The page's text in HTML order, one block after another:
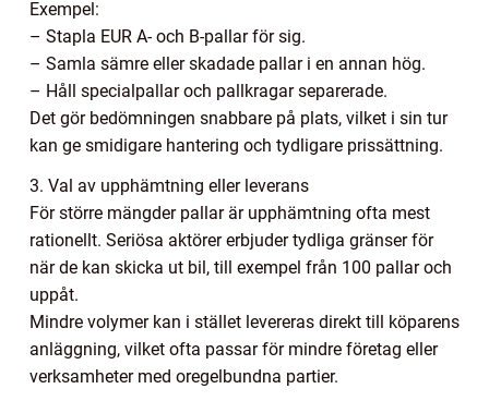
Exempel:
– Stapla EUR A- och B-pallar för sig.
– Samla sämre eller skadade pallar i en annan hög.
– Håll specialpallar och pallkragar separerade.
Det gör bedömningen snabbare på plats, vilket i sin tur
kan ge smidigare hantering och tydligare prissättning.
3. Val av upphämtning eller leverans
För större mängder pallar är upphämtning ofta mest
rationellt. Seriösa aktörer erbjuder tydliga gränser för
när de kan skicka ut bil, till exempel från 100 pallar och
uppåt.
Mindre volymer kan i stället levereras direkt till köparens
anläggning, vilket ofta passar för mindre företag eller
verksamheter med oregelbundna partier.